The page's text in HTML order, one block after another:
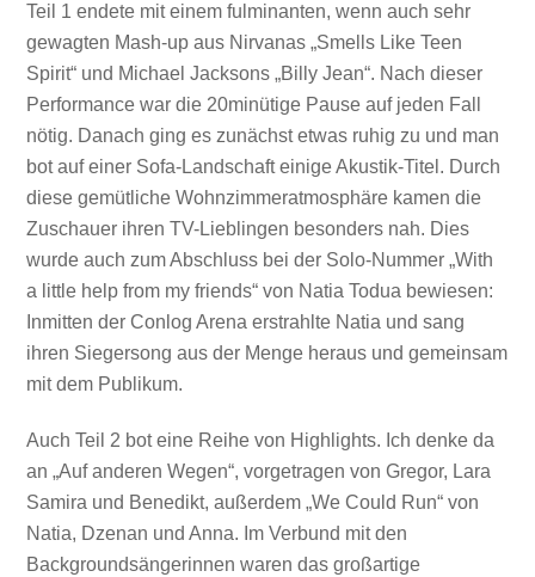
Teil 1 endete mit einem fulminanten, wenn auch sehr
gewagten Mash-up aus Nirvanas „Smells Like Teen
Spirit“ und Michael Jacksons „Billy Jean“. Nach dieser
Performance war die 20minütige Pause auf jeden Fall
nötig. Danach ging es zunächst etwas ruhig zu und man
bot auf einer Sofa-Landschaft einige Akustik-Titel. Durch
diese gemütliche Wohnzimmeratmosphäre kamen die
Zuschauer ihren TV-Lieblingen besonders nah. Dies
wurde auch zum Abschluss bei der Solo-Nummer „With
a little help from my friends“ von Natia Todua bewiesen:
Inmitten der Conlog Arena erstrahlte Natia und sang
ihren Siegersong aus der Menge heraus und gemeinsam
mit dem Publikum.
Auch Teil 2 bot eine Reihe von Highlights. Ich denke da
an „Auf anderen Wegen“, vorgetragen von Gregor, Lara
Samira und Benedikt, außerdem „We Could Run“ von
Natia, Dzenan und Anna. Im Verbund mit den
Backgroundsängerinnen waren das großartige